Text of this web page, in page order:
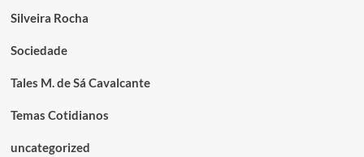
Silveira Rocha
Sociedade
Tales M. de Sá Cavalcante
Temas Cotidianos
uncategorized